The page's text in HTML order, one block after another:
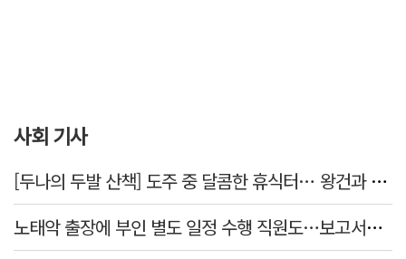
사회 기사
[두나의 두발 산책] 도주 중 달콤한 휴식터… 왕건과 지명 산책
노태악 출장에 부인 별도 일정 수행 직원도…보고서엔 '공식일정 참석'